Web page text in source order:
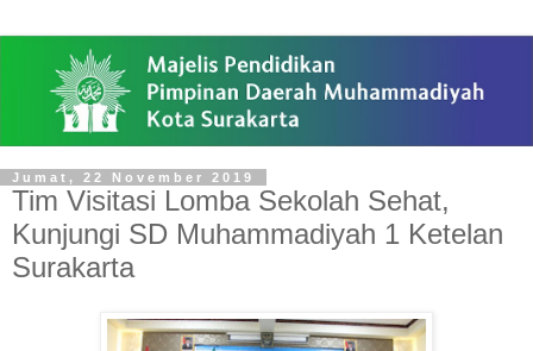
Jumat, 22 November 2019
Tim Visitasi Lomba Sekolah Sehat,
Kunjungi SD Muhammadiyah 1 Ketelan
Surakarta